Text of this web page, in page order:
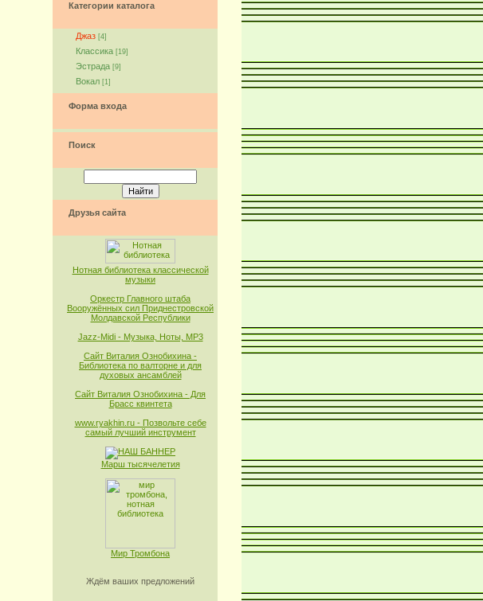
Категории каталога
Джаз [4]
Классика [19]
Эстрада [9]
Вокал [1]
Форма входа
Поиск
Друзья сайта
Нотная библиотека классической
музыки
Оркестр Главного штаба
Вооружённых сил Приднестровской
Молдавской Республики
Jazz-Midi - Музыка, Ноты, MP3
Сайт Виталия Ознобихина -
Библиотека по валторне и для
духовых ансамблей
Сайт Виталия Ознобихина - Для
Брасс квинтета
www.ryakhin.ru - Позвольте себе
самый лучший инструмент
Марш тысячелетия
Мир Тромбона
Ждём ваших предложений